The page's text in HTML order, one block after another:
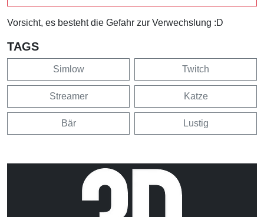
Vorsicht, es besteht die Gefahr zur Verwechslung :D
TAGS
Simlow Twitch
Streamer Katze
Bär Lustig